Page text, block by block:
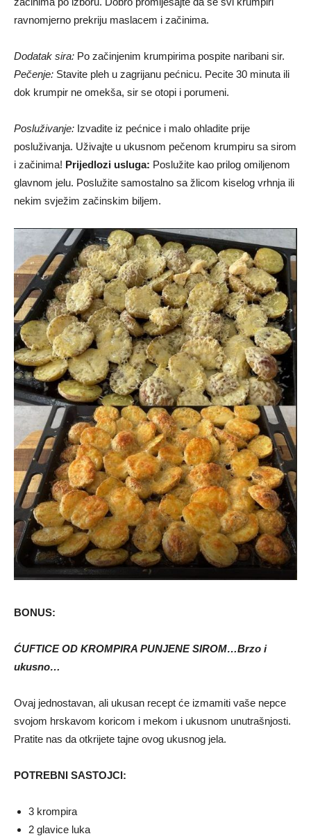
ravnomjerno prekriju maslacem i začinima.
Dodatak sira: Po začinjenim krumpirima pospite naribani sir.
Pečenje: Stavite pleh u zagrijanu pećnicu. Pecite 30 minuta ili
dok krumpir ne omekša, sir se otopi i porumeni.
Posluživanje: Izvadite iz pećnice i malo ohladite prije
posluživanja. Uživajte u ukusnom pečenom krumpiru sa sirom
i začinima! Prijedlozi usluga: Poslužite kao prilog omiljenom
glavnom jelu. Poslužite samostalno sa žlicom kiselog vrhnja ili
nekim svježim začinskim biljem.
BONUS:
ĆUFTICE OD KROMPIRA PUNJENE SIROM…Brzo i
ukusno…
Ovaj jednostavan, ali ukusan recept će izmamiti vaše nepce
svojom hrskavom koricom i mekom i ukusnom unutrašnjosti.
Pratite nas da otkrijete tajne ovog ukusnog jela.
POTREBNI SASTOJCI:
3 krompira
2 glavice luka